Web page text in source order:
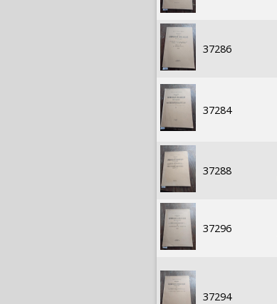
37286
37284
37288
37296
37294